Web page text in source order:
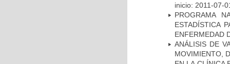
inicio: 2011-07-
PROGRAMA
ESTADÍSTICA
ENFERMEDAD
ANÁLISIS DE
MOVIMIENTO,